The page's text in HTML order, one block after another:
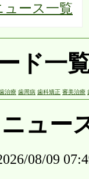
ュース一覧
ド一
治療 歯周病 歯科矯正 審美治療
ュー
08/09